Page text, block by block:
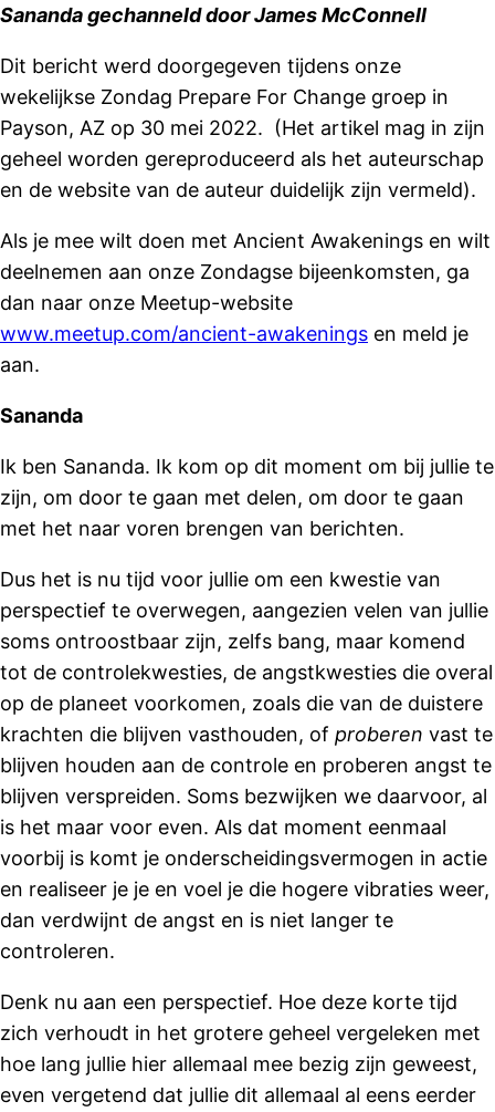
Sananda gechanneld door James McConnell
Dit bericht werd doorgegeven tijdens onze
wekelijkse Zondag Prepare For Change groep in
Payson, AZ op 30 mei 2022. (Het artikel mag in zijn
geheel worden gereproduceerd als het auteurschap
en de website van de auteur duidelijk zijn vermeld).
Als je mee wilt doen met Ancient Awakenings en wilt
deelnemen aan onze Zondagse bijeenkomsten, ga
dan naar onze Meetup-website
www.meetup.com/ancient-awakenings en meld je
aan.
Sananda
Ik ben Sananda. Ik kom op dit moment om bij jullie te
zijn, om door te gaan met delen, om door te gaan
met het naar voren brengen van berichten.
Dus het is nu tijd voor jullie om een kwestie van
perspectief te overwegen, aangezien velen van jullie
soms ontroostbaar zijn, zelfs bang, maar komend
tot de controlekwesties, de angstkwesties die overal
op de planeet voorkomen, zoals die van de duistere
krachten die blijven vasthouden, of proberen vast te
blijven houden aan de controle en proberen angst te
blijven verspreiden. Soms bezwijken we daarvoor, al
is het maar voor even. Als dat moment eenmaal
voorbij is komt je onderscheidingsvermogen in actie
en realiseer je je en voel je die hogere vibraties weer,
dan verdwijnt de angst en is niet langer te
controleren.
Denk nu aan een perspectief. Hoe deze korte tijd
zich verhoudt in het grotere geheel vergeleken met
hoe lang jullie hier allemaal mee bezig zijn geweest,
even vergetend dat jullie dit allemaal al eens eerder